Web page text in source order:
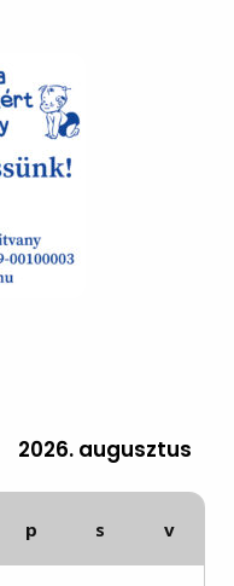
2026. augusztus
p s v